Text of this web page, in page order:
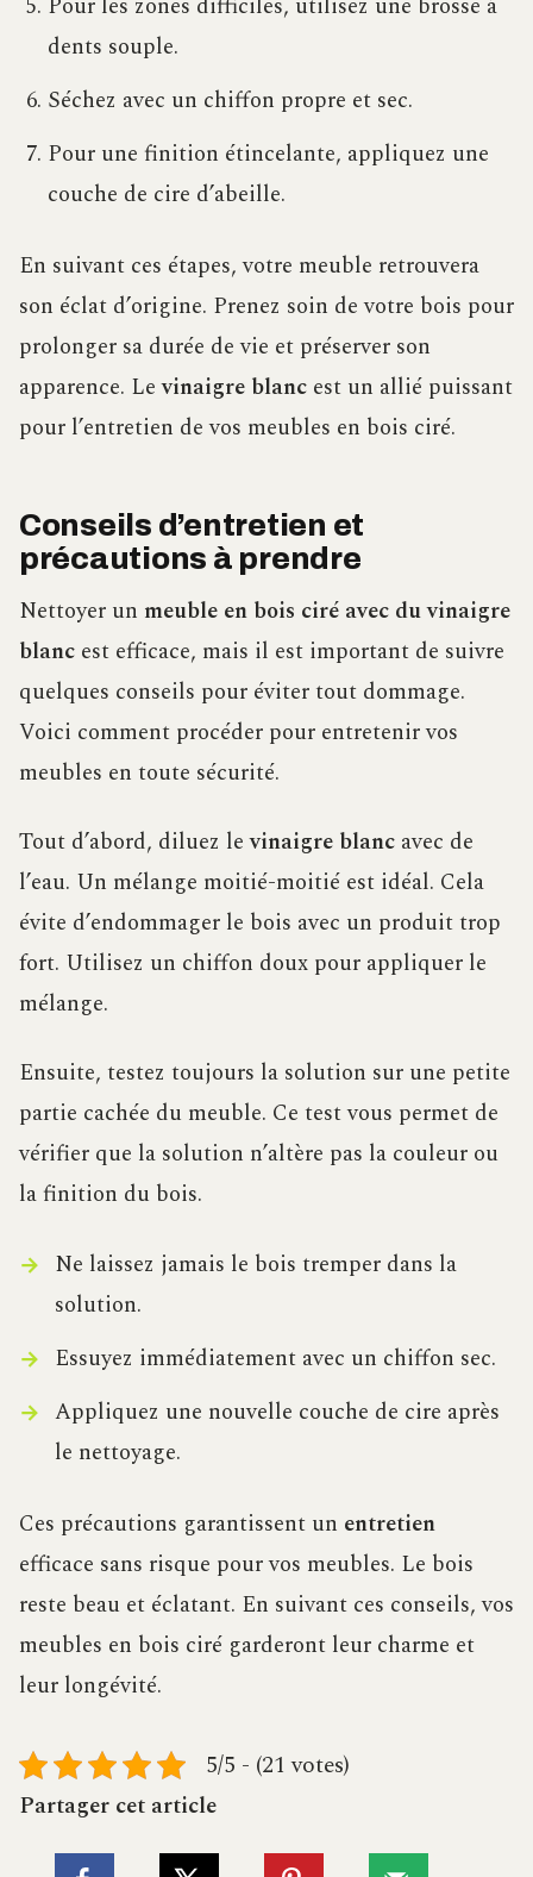
dents souple.
Séchez avec un chiffon propre et sec.
Pour une finition étincelante, appliquez une
couche de cire d’abeille.
En suivant ces étapes, votre meuble retrouvera
son éclat d’origine. Prenez soin de votre bois pour
prolonger sa durée de vie et préserver son
apparence. Levinaigre blanc est un allié puissant
pour l’entretien de vos meubles en bois ciré.
Conseils d’entretien et
précautions à prendre
Nettoyer un meuble en bois ciré avec du vinaigre
blanc est efficace, mais il est important de suivre
quelques conseils pour éviter tout dommage.
Voici comment procéder pour entretenir vos
meubles en toute sécurité.
Tout d’abord, diluez levinaigre blanc avec de
l’eau. Un mélange moitié-moitié est idéal. Cela
évite d’endommager le bois avec un produit trop
fort. Utilisez un chiffon doux pour appliquer le
mélange.
Ensuite, testez toujours la solution sur une petite
partie cachée du meuble. Ce test vous permet de
vérifier que la solution n’altère pas la couleur ou
la finition du bois.
Ne laissez jamais le bois tremper dans la
solution.
Essuyez immédiatement avec un chiffon sec.
Appliquez une nouvelle couche de cire après
le nettoyage.
Ces précautions garantissent un entretien
efficace sans risque pour vos meubles. Le bois
reste beau et éclatant. En suivant ces conseils, vos
meubles en bois ciré garderont leur charme et
leur longévité.
5/5 - (21 votes)
Partager cet article